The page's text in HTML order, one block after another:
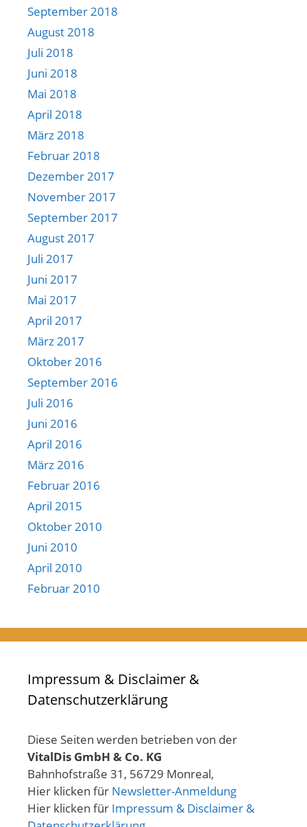
September 2018
August 2018
Juli 2018
Juni 2018
Mai 2018
April 2018
März 2018
Februar 2018
Dezember 2017
November 2017
September 2017
August 2017
Juli 2017
Juni 2017
Mai 2017
April 2017
März 2017
Oktober 2016
September 2016
Juli 2016
Juni 2016
April 2016
März 2016
Februar 2016
April 2015
Oktober 2010
Juni 2010
April 2010
Februar 2010
Impressum & Disclaimer &
Datenschutzerklärung
Diese Seiten werden betrieben von der
VitalDis GmbH & Co. KG
Bahnhofstraße 31, 56729 Monreal,
Hier klicken für Newsletter-Anmeldung
Hier klicken für Impressum & Disclaimer &